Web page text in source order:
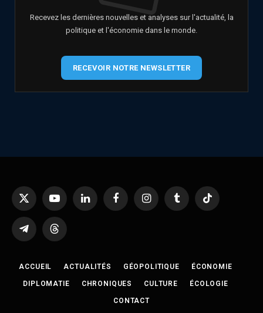
Recevez les dernières nouvelles et analyses sur l'actualité, la
politique et l'économie dans le monde.
RECEVOIR NOTRE NEWSLETTER
X
YouTubeLinkedIn FacebookInstagramTumblr TikTok
TelegramThreads
ACCUEIL ACTUALITÉS GÉOPOLITIQUE ÉCONOMIE
DIPLOMATIE CHRONIQUES CULTURE ÉCOLOGIE
CONTACT